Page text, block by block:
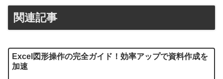
関連記事
Excel図形操作の完全ガイド！効率アップで資料作成を
加速